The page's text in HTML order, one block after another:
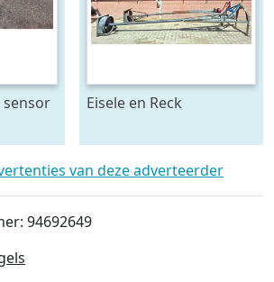
sensor
Eisele en Reck
kast 70 x 70 raam - beide
5 meter lang
van deze adverteerder
94692649